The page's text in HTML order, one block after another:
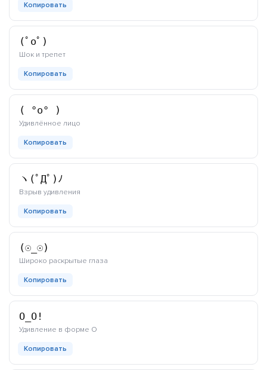
Копировать
(ﾟoﾟ)
Шок и трепеткаомодзи
Копировать
( °o° )
Удивлённое лицо
Копировать
ヽ(ﾟДﾟ)ﾉ
Взрыв удивления
Копировать
(☉_☉)
Широко раскрытые глаза
Копировать
O_O!
Удивление в форме O
Копировать